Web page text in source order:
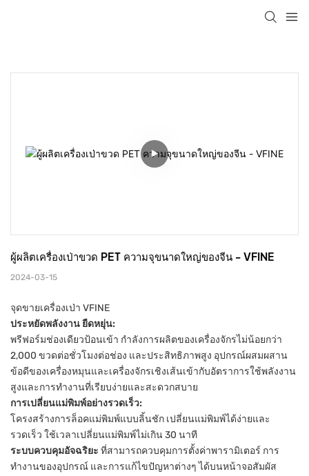
ผู้ผลิตเครื่องเป่าขวด PET ความจุขนาดใหญ่ของจีน - VFINE
2024-03-15
จุดขายเครื่องเป่า VFINE
ประหยัดพลังงาน ยืดหยุ่น:
พรีฟอร์มช่องเดียวป้อนเข้า กำลังการผลิตของเครื่องจักรไม่น้อยกว่า
2,000 ขวดต่อชั่วโมงต่อช่อง และประสิทธิภาพสูง อุปกรณ์ผสมผสาน
ข้อดีของเครื่องหมุนและเครื่องจักรเชิงเส้นเข้ากับอัตราการใช้พลังงาน
สูงและการทำงานที่เรียบง่ายและสะดวกสบาย
การเปลี่ยนแม่พิมพ์อย่างรวดเร็ว:
โครงสร้างการล็อคแม่พิมพ์แบบลิ้นชัก เปลี่ยนแม่พิมพ์ได้ง่ายและ
รวดเร็ว ใช้เวลาเปลี่ยนแม่พิมพ์ไม่เกิน 30 นาที
ระบบควบคุมอัจฉริยะ ที่สามารถควบคุมการตั้งค่าพารามิเตอร์ การ
ทำงานของอุปกรณ์ และการแก้ไขปัญหาต่างๆ ได้บนหน้าจอสัมผัส